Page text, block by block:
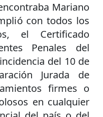
Mariano
con todos los
el Certificado
Penales del
del 10 de
Jurada de
firmes o
en cualquier